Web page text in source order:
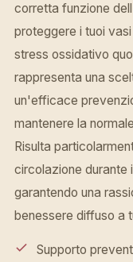
corretta funzione
proteggere i tuoi
stress ossidativo
rappresenta una
un'efficace
mantenere la
Risulta
circolazione durante
garantendo una
benessere diffuso a
Supporto